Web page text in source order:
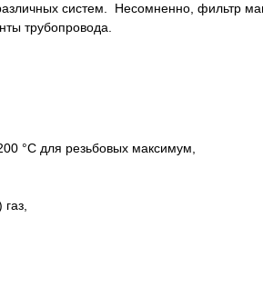
систем. Несомненно, фильтр
трубопровода.
°C для резьбовых максимум,